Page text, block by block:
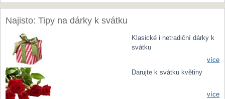
Najisto: Tipy na dárky k svátku
Klasické i netradiční dárky k
svátku
více
Darujte k svátku květiny
více